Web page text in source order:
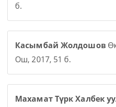
б.
Касымбай Жолдошов
Ош, 2017, 51 б.
Махамат Түрк Халбек